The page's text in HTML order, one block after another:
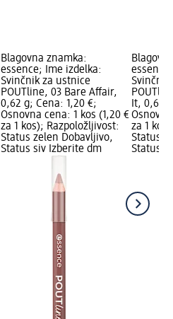
Blagovna znamka:
essence; Ime izdelka:
Svinčnik za ustnice
POUTline, 03 Bare Affair,
0,62 g; Cena: 1,20 €;
Osnovna cena: 1 kos (1,20 €
za 1 kos); Razpoložljivost:
Status zelen Dobavljivo,
Status siv Izberite dm
It, 0,62
za 1
Status
Status